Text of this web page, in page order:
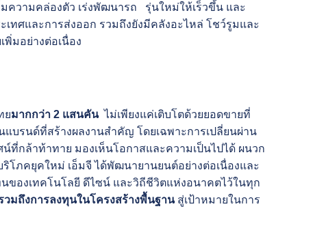
ความคล่องตัว เร่งพัฒนารถ รุ่นใหม่ให้เร็วขึ้น และ
ทศและการส่งออก รวมถึงยังมีคลังอะไหล่ โชว์รูมและ
มอย่างต่อเนื่อง
ยมากกว่า 2 แสนคันไม่เพียงแค่เติบโตด้วยยอดขายที่
บรนด์ที่สร้างผลงานสำคัญ โดยเฉพาะการเปลี่ยนผ่าน
ที่กล้าท้าทาย มองเห็นโอกาสและความเป็นไปได้ ผนวก
ภคยุคใหม่ เอ็มจี ได้พัฒนายานยนต์อย่างต่อเนื่องและ
ของเทคโนโลยี ดีไซน์ และวิถีชีวิตแห่งอนาคตไว้ในทุก
มถึงการลงทุนในโครงสร้างพื้นฐาน สู่เป้าหมายในการ